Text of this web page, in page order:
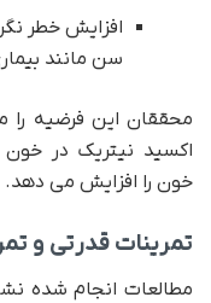
افزایش خطر
سن مانند
محققان این فرضیه را
اکسید نیتریک در خون
خون را افزایش می دهد.
تمرینات قدرتی و
مطالعات انجام شده